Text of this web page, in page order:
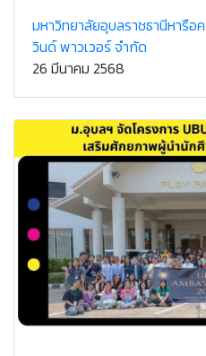
มหาวิทยาลัยอุบลราชธานีหารื
วินด์ พาวเวอร์ จำกัด
26 มีนาคม 2568